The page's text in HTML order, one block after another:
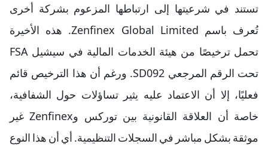
تستند في شرعيتها إلى ارتباطها المزعوم بشركة أخرى
تُعرف باسم Zenfinex Global Limited. هذه الأخيرة
تحمل ترخيصًا من هيئة الخدمات المالية في سيشيل FSA
تحت الرقم المرجعي SD092. ورغم أن هذا الترخيص قائم
فعليًا، إلا أن الاعتماد عليه يثير تساؤلات حول الشفافية،
خاصة أن العلاقة القانونية بين توركس وZenfinex غير
موثقة بشكل مباشر في السجلات التنظيمية. أي أن هذا النوع